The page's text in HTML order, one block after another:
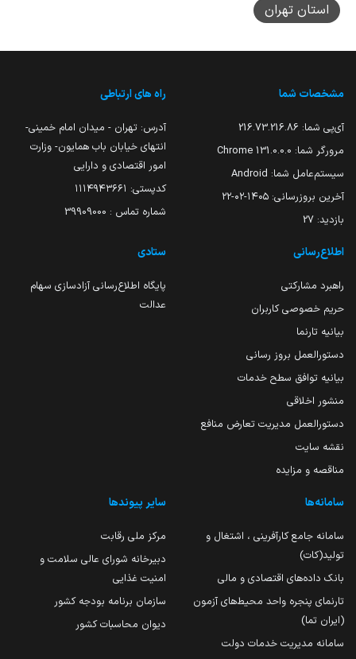
استان تهران
مشخصات شما
آی‌پی شما: 216.73.216.86
مرورگر شما: 131.0.0.0 Chrome
سیستم‌عامل شما: Android
آخرین بروزرسانی: ۱۴۰۵-۰۲-۲۲
بازدید: 27
راه های ارتباطی
آدرس: تهران - میدان امام خمینی-
انتهای خیابان باب همایون- وزارت
امور اقتصادی و دارایی
کدپستی: ۱۱۱۴۹۴۳۶۶۱
شماره تماس : 39909000
اطلاع‌رسانی
راهبرد مشارکتی
حریم خصوصی کاربران
بیانیه تارنما
دستورالعمل بروز رسانی
بیانیه توافق سطح خدمات
منشور اخلاقی
دستورالعمل مدیریت تعارض منافع
نقشه سایت
مناقصه و مزایده
ستادی
پایگاه اطلاع‌رسانی آزادسازی سهام
عدالت
سامانه‌ها
سامانه جامع کارآفرینی ، اشتغال و
تولید(کات)
بانک داده‌های اقتصادی و مالی
تارنمای پنجره واحد محیط‌های آزمون
(ایران تما)
سامانه مدیریت خدمات دولت
سایر پیوندها
مرکز ملی رقابت
دبیرخانه شورای عالی سلامت و
امنیت غذایی
سازمان برنامه بودجه کشور
دیوان محاسبات کشور